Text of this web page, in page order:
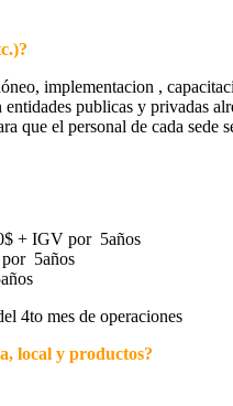
implementacion ,
publicas y privadas
que el personal de cada sede
+ IGV por 5años
por 5años
4to mes de operaciones
local y productos?